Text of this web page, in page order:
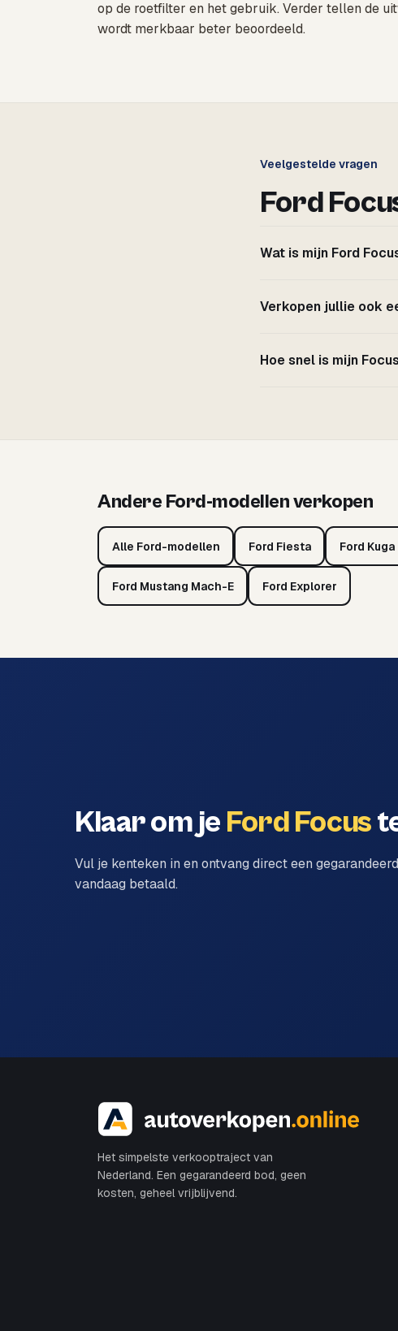
op de roetfilter en het gebruik. Verder tellen de
wordt merkbaar beter beoordeeld.
Veelgestelde vragen
Ford
Wat is mijn Ford
Verkopen jullie ook
Hoe snel is mijn
Andere Ford-modellen verkopen
Alle Ford-modellen Ford Fiesta Ford Kuga
Ford Mustang Mach-E Ford Explorer
Klaar om je Ford Focus
Vul je kenteken in en ontvang direct een
vandaag betaald.
Het simpelste verkooptraject van
Nederland. Een gegarandeerd bod, geen
kosten, geheel vrijblijvend.